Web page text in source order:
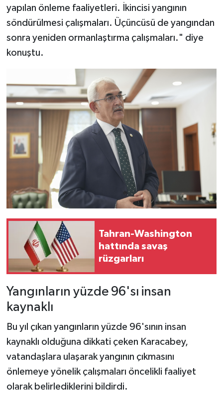
yapılan önleme faaliyetleri. İkincisi yangının
söndürülmesi çalışmaları. Üçüncüsü de yangından
sonra yeniden ormanlaştırma çalışmaları." diye
konuştu.
Tahran-Washington
hattında savaş
rüzgarları
Yangınların yüzde 96'sı insan
kaynaklı
Bu yıl çıkan yangınların yüzde 96'sının insan
kaynaklı olduğuna dikkati çeken Karacabey,
vatandaşlara ulaşarak yangının çıkmasını
önlemeye yönelik çalışmaları öncelikli faaliyet
olarak belirlediklerini bildirdi.